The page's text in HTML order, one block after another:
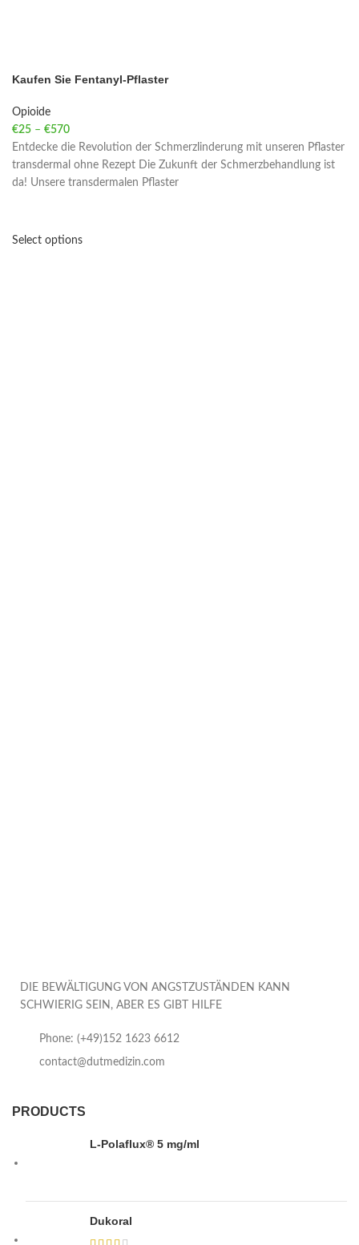
Kaufen Sie Fentanyl-Pflaster
Opioide
€25 – €570
Entdecke die Revolution der Schmerzlinderung mit unseren Pflaster
transdermal ohne Rezept Die Zukunft der Schmerzbehandlung ist
da! Unsere transdermalen Pflaster
Select options
DIE BEWÄLTIGUNG VON ANGSTZUSTÄNDEN KANN
SCHWIERIG SEIN, ABER ES GIBT HILFE
Phone: (+49)152 1623 6612
contact@dutmedizin.com
PRODUCTS
L-Polaflux® 5 mg/ml
Dukoral